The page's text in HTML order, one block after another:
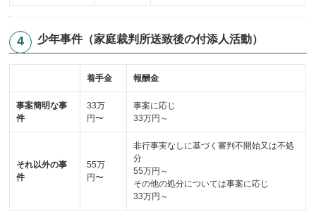
少年事件（家庭裁判所送致後の付添人活動）
着手金 報酬金
事案簡明な事
件
33万
円〜
事案に応じ
33万円～
それ以外の事
件
55万
円〜
非行事実なしに基づく審判不開始又は不処
分
55万円～
その他の処分については事案に応じ
33万円～